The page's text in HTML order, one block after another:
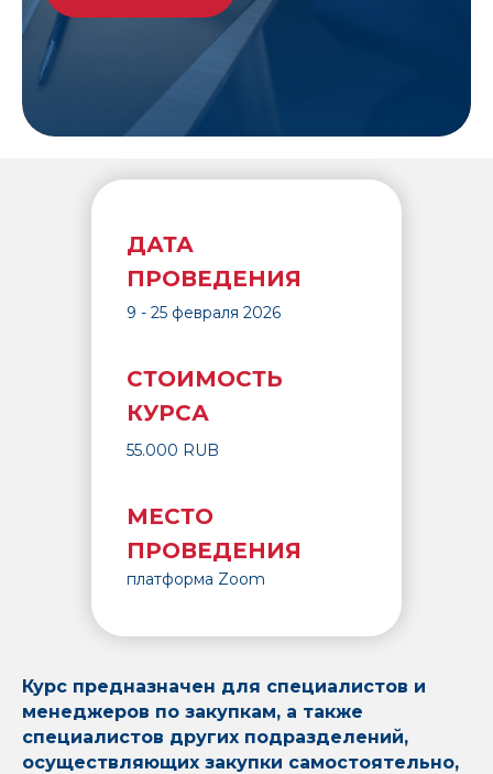
план мероприятий
конференция 2021
платформа Zoom
МЕСТО
ПРОВЕДЕНИЯ
СТОИМОСТЬ
КУРСА
55.000 RUB
ДАТА
ПРОВЕДЕНИЯ
9 - 25 февраля 2026
Курс предназначен для специалистов и
менеджеров по закупкам, а также
специалистов других подразделений,
осуществляющих закупки самостоятельно,